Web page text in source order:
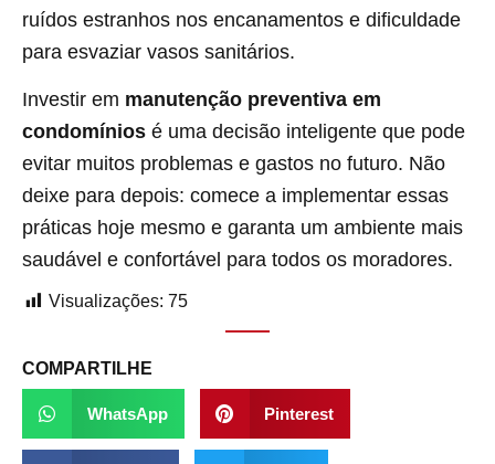
ruídos estranhos nos encanamentos e dificuldade
para esvaziar vasos sanitários.
Investir em manutenção preventiva em
condomínios é uma decisão inteligente que pode
evitar muitos problemas e gastos no futuro. Não
deixe para depois: comece a implementar essas
práticas hoje mesmo e garanta um ambiente mais
saudável e confortável para todos os moradores.
Visualizações: 75
COMPARTILHE
WhatsApp Pinterest